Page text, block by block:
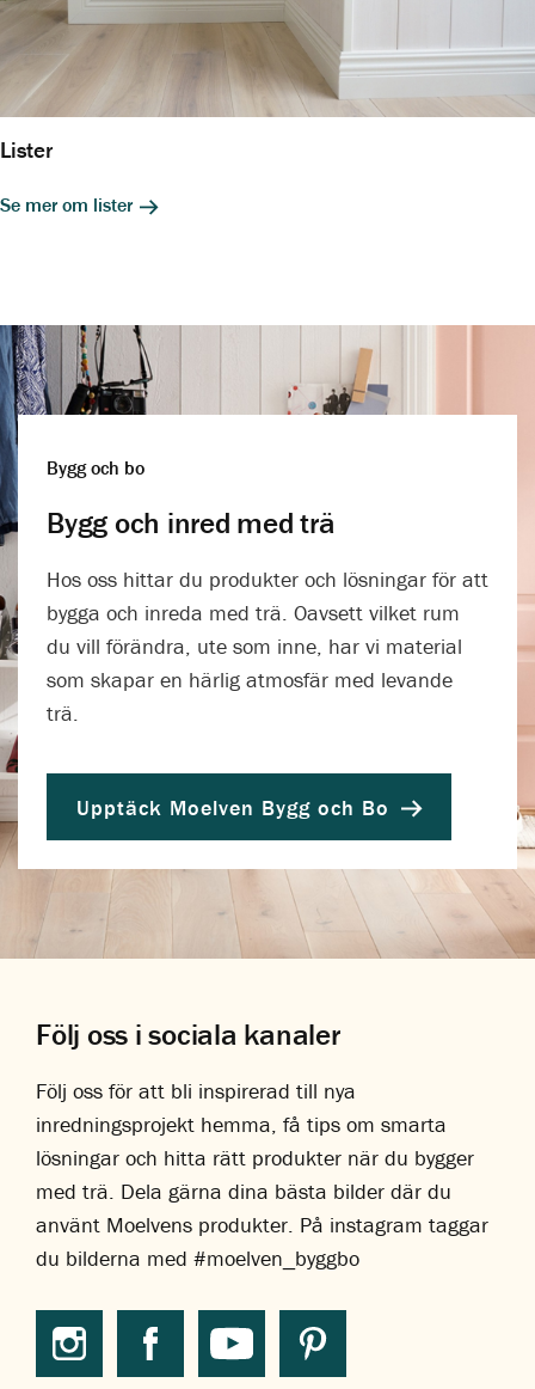
Lister
Se mer om lister
Bygg och bo
Bygg och inred med trä
Hos oss hittar du produkter och lösningar för att
bygga och inreda med trä. Oavsett vilket rum
du vill förändra, ute som inne, har vi material
som skapar en härlig atmosfär med levande
trä.
Upptäck Moelven Bygg och Bo
Följ oss i sociala kanaler
Följ oss för att bli inspirerad till nya
inredningsprojekt hemma, få tips om smarta
lösningar och hitta rätt produkter när du bygger
med trä. Dela gärna dina bästa bilder där du
använt Moelvens produkter. På instagram taggar
du bilderna med #moelven_byggbo